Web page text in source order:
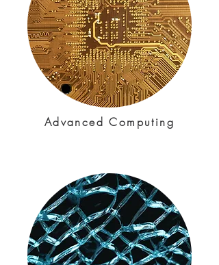
Advanced Computing